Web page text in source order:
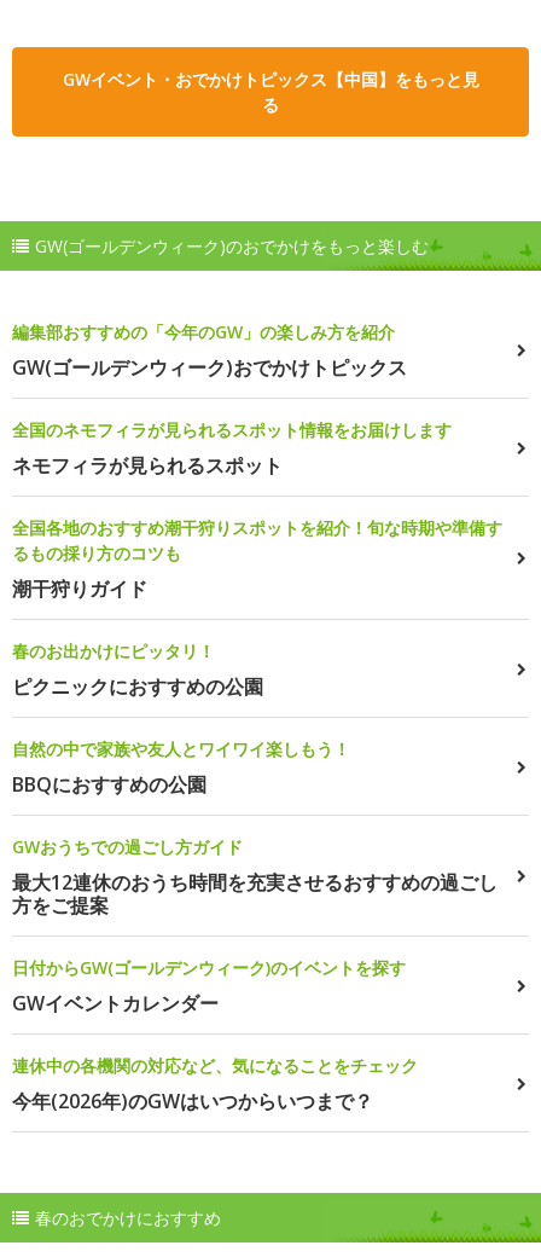
GWイベント・おでかけトピックス【中国】をもっと見
る
GW(ゴールデンウィーク)のおでかけをもっと楽しむ
編集部おすすめの「今年のGW」の楽しみ方を紹介
GW(ゴールデンウィーク)おでかけトピックス
全国のネモフィラが見られるスポット情報をお届けします
ネモフィラが見られるスポット
全国各地のおすすめ潮干狩りスポットを紹介！旬な時期や準備す
るもの採り方のコツも
潮干狩りガイド
春のお出かけにピッタリ！
ピクニックにおすすめの公園
自然の中で家族や友人とワイワイ楽しもう！
BBQにおすすめの公園
GWおうちでの過ごし方ガイド
最大12連休のおうち時間を充実させるおすすめの過ごし
方をご提案
日付からGW(ゴールデンウィーク)のイベントを探す
GWイベントカレンダー
連休中の各機関の対応など、気になることをチェック
今年(2026年)のGWはいつからいつまで？
春のおでかけにおすすめ